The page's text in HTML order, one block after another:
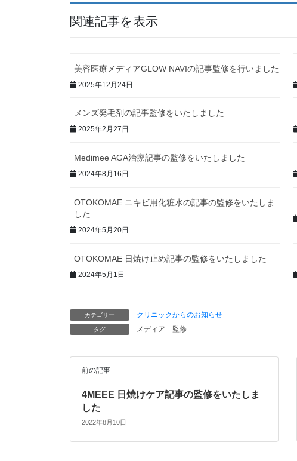
関連記事を表示
美容医療メディアGLOW NAVIの記事監修を行いました
2025年12月24日
メンズ発毛剤の記事監修をいたしました
2025年2月27日
Medimee AGA治療記事の監修をいたしました
2024年8月16日
OTOKOMAE ニキビ用化粧水の記事の監修をいたしま
した
2024年5月20日
OTOKOMAE 日焼け止め記事の監修をいたしました
2024年5月1日
カテゴリー クリニックからのお知らせ
タグ メディア 監修
前の記事
4MEEE 日焼けケア記事の監修をいたしま
した
2022年8月10日